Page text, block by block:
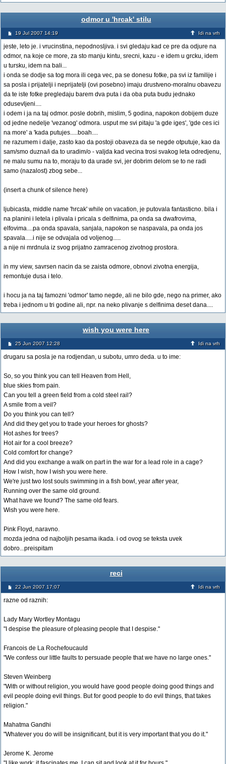
odmor u 'hrcak' stilu
19 Jul 2007 14:19 Idi na vrh
jeste, leto je. i vrucinstina, nepodnosljiva. i svi gledaju kad ce pre da odjure na
odmor, na koje ce more, za sto manju kintu, srecni, kazu - e idem u grcku, idem
u tursku, idem na bali...
i onda se dodje sa tog mora ili cega vec, pa se donesu fotke, pa svi iz familije i
sa posla i prijatelji i neprijatelji (ovi posebno) imaju drustveno-moralnu obavezu
da te iste fotke pregledaju barem dva puta i da oba puta budu jednako
odusevljeni....
i odem i ja na taj odmor. posle dobrih, mislim, 5 godina, napokon dobijem duze
od jedne nedelje 'vezanog' odmora. usput me svi pitaju 'a gde iges', 'gde ces ici
na more' a 'kada putujes.....boah....
ne razumem i dalje, zasto kao da postoji obaveza da se negde otputuje, kao da
sam/smo duzna/i da to uradim/o - valjda kad vecina trosi svakog leta odredjenu,
ne malu sumu na to, moraju to da urade svi, jer dobrim delom se to ne radi
samo (nazalost) zbog sebe...
(insert a chunk of silence here)
ljubicasta, middle name 'hrcak' while on vacation, je putovala fantasticno. bila i
na planini i letela i plivala i pricala s delfinima, pa onda sa dwafrovima,
elfovima....pa onda spavala, sanjala, napokon se naspavala, pa onda jos
spavala.....i nije se odvajala od voljenog.....
a nije ni mrdnula iz svog prijatno zamracenog zivotnog prostora.
in my view, savrsen nacin da se zaista odmore, obnovi zivotna energija,
remontuje dusa i telo.
i hocu ja na taj famozni 'odmor' tamo negde, ali ne bilo gde, nego na primer, ako
treba i jednom u tri godine ali, npr. na neko plivanje s delfinima deset dana....
wish you were here
25 Jun 2007 12:28 Idi na vrh
drugaru sa posla je na rodjendan, u subotu, umro deda. u to ime:
So, so you think you can tell Heaven from Hell,
blue skies from pain.
Can you tell a green field from a cold steel rail?
A smile from a veil?
Do you think you can tell?
And did they get you to trade your heroes for ghosts?
Hot ashes for trees?
Hot air for a cool breeze?
Cold comfort for change?
And did you exchange a walk on part in the war for a lead role in a cage?
How I wish, how I wish you were here.
We're just two lost souls swimming in a fish bowl, year after year,
Running over the same old ground.
What have we found? The same old fears.
Wish you were here.
Pink Floyd, naravno.
mozda jedna od najboljih pesama ikada. i od ovog se teksta uvek
dobro...preispitam
reci
22 Jun 2007 17:07 Idi na vrh
razne od raznih:
Lady Mary Wortley Montagu
"I despise the pleasure of pleasing people that I despise."
Francois de La Rochefoucauld
"We confess our little faults to persuade people that we have no large ones."
Steven Weinberg
"With or without religion, you would have good people doing good things and
evil people doing evil things. But for good people to do evil things, that takes
religion."
Mahatma Gandhi
"Whatever you do will be insignificant, but it is very important that you do it."
Jerome K. Jerome